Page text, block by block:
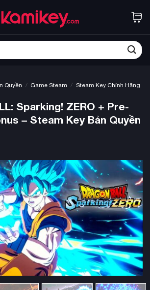
Quyền / Game Steam / Steam Key Chính Hãng
Sparking! ZERO + Pre-
– Steam Key Bản Quyền